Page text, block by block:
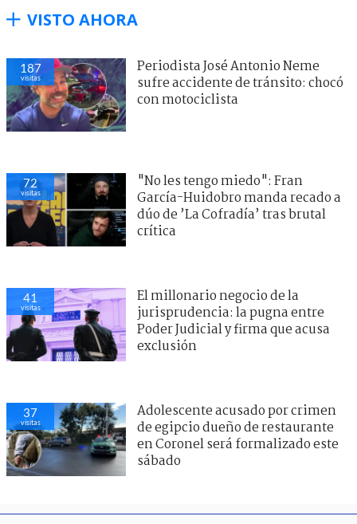
VISTO AHORA
187
visitas
Periodista José Antonio Neme
sufre accidente de tránsito: chocó
con motociclista
72
visitas
"No les tengo miedo": Fran
García-Huidobro manda recado a
dúo de ’La Cofradía’ tras brutal
crítica
41
visitas
El millonario negocio de la
jurisprudencia: la pugna entre
Poder Judicial y firma que acusa
exclusión
37
visitas
Adolescente acusado por crimen
de egipcio dueño de restaurante
en Coronel será formalizado este
sábado